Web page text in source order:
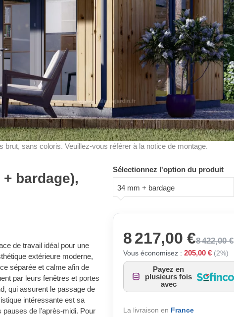
sans coloris. Veuillez-vous référer à la notice de montage.
bardage),
de travail idéal pour une
extérieure moderne,
séparée et calme afin de
par leurs fenêtres et portes
qui assurent le passage de
intéressante est sa
pauses de l'après-midi. Pour
Sélectionnez l'option du produit
34 mm + bardage
8 217,00 €8 422,00 €
Vous économisez : 205,00 € (2%)
Payez en
plusieurs fois
avec
La livraison en France